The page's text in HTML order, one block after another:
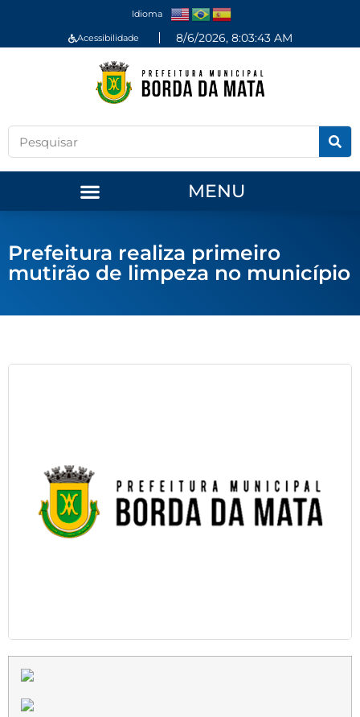
Idioma
Acessibilidade 8/6/2026, 8:03:43 AM
MENU
Prefeitura realiza primeiro
mutirão de limpeza no município